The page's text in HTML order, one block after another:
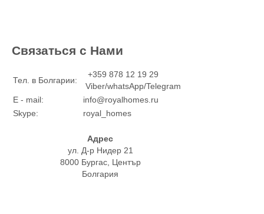
Связаться с Нами
Тел. в Болгарии:
+359 878 12 19 29
Viber/whatsApp/Telegram
E - mail:
info@royalhomes.ru
Skype:
royal_homes
Адрес
ул. Д-р Нидер 21
8000 Бургас, Център
Болгария